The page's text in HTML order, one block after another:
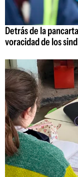
Detrás de la
voracidad de los